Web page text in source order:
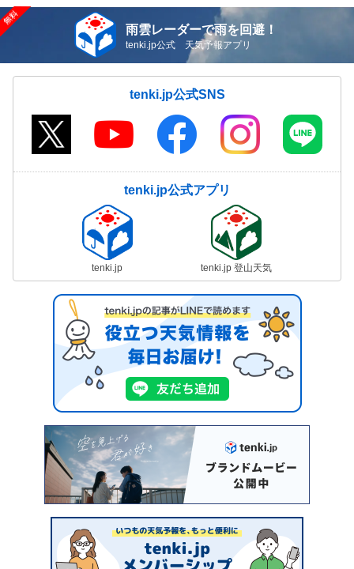
雨雲レーダーで雨を回避！
tenki.jp公式 天気予報アプリ
tenki.jp公式SNS
tenki.jp公式アプリ
tenki.jp tenki.jp 登山天気